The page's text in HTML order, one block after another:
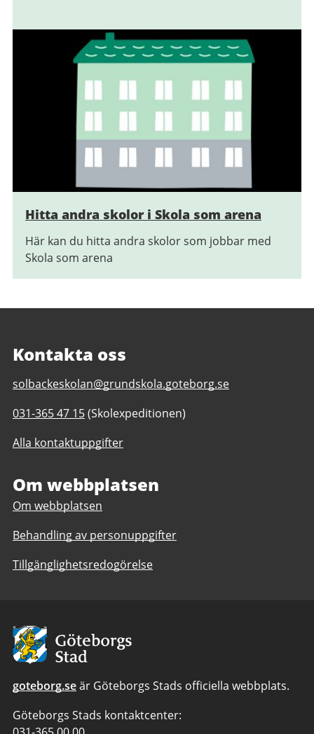
Hitta andra skolor i Skola som arena
Här kan du hitta andra skolor som jobbar med
Skola som arena
Kontakta oss
E-
till
Solbackeskolan
F-
anpassad
grundskola
6
solbackeskolan@grundskola.goteborg.se
Telefonnummer
Solbackeskolan
6,
anpassad
grundskola
1-
031-365 47 15(Skolexpeditionen)
Alla kontaktuppgifter
Om webbplatsen
Om webbplatsen
Behandling av personuppgifter
Tillgänglighetsredogörelse
Avsändare:
Göteborgs
Stad
goteborg.seär Göteborgs Stads officiella webbplats.
Göteborgs Stads kontaktcenter: